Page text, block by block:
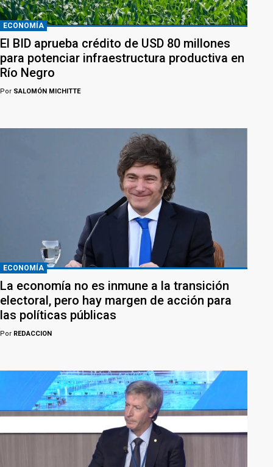
ECONOMÍA
El BID aprueba crédito de USD 80 millones
para potenciar infraestructura productiva en
Río Negro
Por SALOMÓN MICHITTE
ECONOMÍA
La economía no es inmune a la transición
electoral, pero hay margen de acción para
las políticas públicas
Por REDACCION